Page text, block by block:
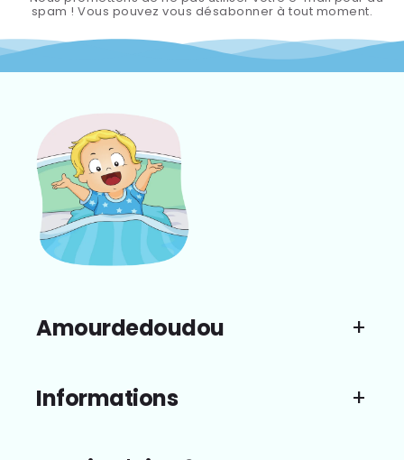
spam ! Vous pouvez vous désabonner à tout moment.
Amourdedoudou
Informations